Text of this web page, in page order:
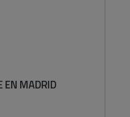
EN MADRID